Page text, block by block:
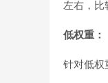
左右，比
低权重：
针对低权